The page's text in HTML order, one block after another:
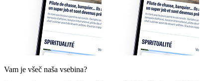
Vam je všeč naša vsebina?